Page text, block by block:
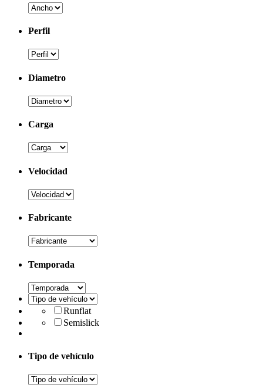
Perfil
Diametro
Carga
Velocidad
Fabricante
Temporada
Runflat
Semislick
Tipo de vehículo